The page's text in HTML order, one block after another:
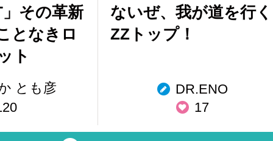
その革新
となきロ
ト
とも彦
ないぜ、我が道を行く
ZZトップ！
DR.ENO
17